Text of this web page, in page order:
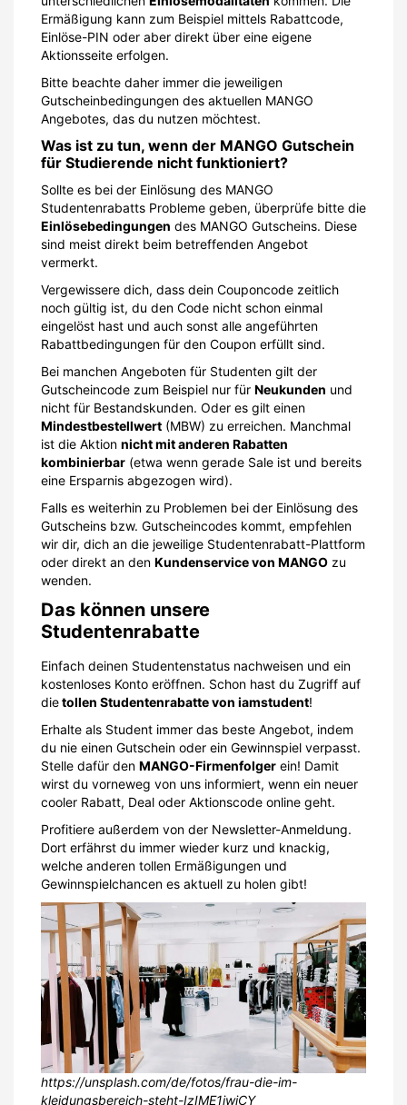
Ermäßigung kann zum Beispiel mittels Rabattcode,
Einlöse-PIN oder aber direkt über eine eigene
Aktionsseite erfolgen.
Bitte beachte daher immer die jeweiligen
Gutscheinbedingungen des aktuellen MANGO
Angebotes, das du nutzen möchtest.
Was ist zu tun, wenn der MANGO Gutschein
für Studierende nicht funktioniert?
Sollte es bei der Einlösung des MANGO
Studentenrabatts Probleme geben, überprüfe bitte die
Einlösebedingungen des MANGO Gutscheins. Diese
sind meist direkt beim betreffenden Angebot
vermerkt.
Vergewissere dich, dass dein Couponcode zeitlich
noch gültig ist, du den Code nicht schon einmal
eingelöst hast und auch sonst alle angeführten
Rabattbedingungen für den Coupon erfüllt sind.
Bei manchen Angeboten für Studenten gilt der
Gutscheincode zum Beispiel nur für Neukunden und
nicht für Bestandskunden. Oder es gilt einen
Mindestbestellwert (MBW) zu erreichen. Manchmal
ist die Aktion nicht mit anderen Rabatten
kombinierbar (etwa wenn gerade Sale ist und bereits
eine Ersparnis abgezogen wird).
Falls es weiterhin zu Problemen bei der Einlösung des
Gutscheins bzw. Gutscheincodes kommt, empfehlen
wir dir, dich an die jeweilige Studentenrabatt-Plattform
oder direkt an den Kundenservice von MANGO zu
wenden.
Das können unsere
Studentenrabatte
Einfach deinen Studentenstatus nachweisen und ein
kostenloses Konto eröffnen. Schon hast du Zugriff auf
dietollen Studentenrabatte von iamstudent!
Erhalte als Student immer das beste Angebot, indem
du nie einen Gutschein oder ein Gewinnspiel verpasst.
Stelle dafür den MANGO-Firmenfolger ein! Damit
wirst du vorneweg von uns informiert, wenn ein neuer
cooler Rabatt, Deal oder Aktionscode online geht.
Profitiere außerdem von der Newsletter-Anmeldung.
Dort erfährst du immer wieder kurz und knackig,
welche anderen tollen Ermäßigungen und
Gewinnspielchancen es aktuell zu holen gibt!
https://unsplash.com/de/fotos/frau-die-im-
kleidungsbereich-steht-IzIME1jwjCY